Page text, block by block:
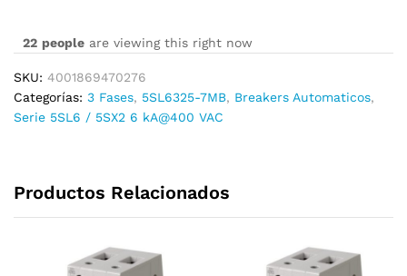
22 people are viewing this right now
SKU: 4001869470276
Categorías: 3 Fases, 5SL6325-7MB, Breakers Automaticos,
Serie 5SL6 / 5SX2 6 kA@400 VAC
Productos Relacionados